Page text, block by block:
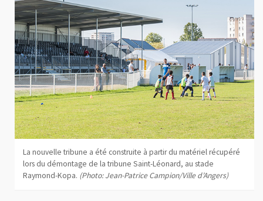
La nouvelle tribune a été construite à partir du matériel récupéré
lors du démontage de la tribune Saint-Léonard, au stade
Raymond-Kopa. (Photo: Jean-Patrice Campion/Ville d’Angers)